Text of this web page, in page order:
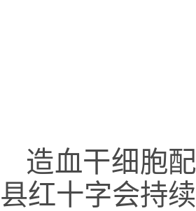
造血干细胞
县红十字会持